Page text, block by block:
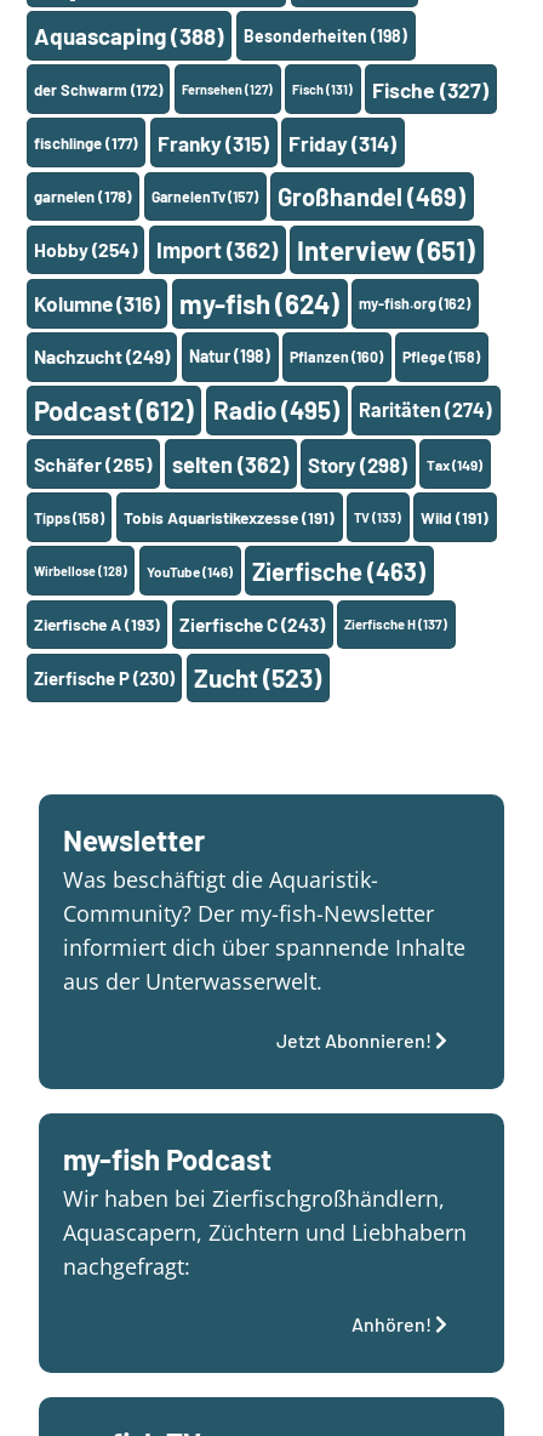
Aquascaping(388) Besonderheiten (198)
der Schwarm(172) Fernsehen(127) Fisch(131) Fische (327)
fischlinge(177) Franky(315) Friday(314)
garnelen(178) GarnelenTv(157) Großhandel (469)
Hobby(254) Import(362) Interview(651)
Kolumne(316) my-fish(624) my-fish.org(162)
Nachzucht(249) Natur(198) Pflanzen(160) Pflege(158)
Podcast(612) Radio(495) Raritäten (274)
Schäfer(265) selten (362) Story (298) Tax(149)
Tipps(158) Tobis Aquaristikexzesse(191) TV(133) Wild (191)
Wirbellose(128) YouTube(146) Zierfische(463)
Zierfische A(193) Zierfische C(243) Zierfische H(137)
Zierfische P(230) Zucht(523)
Newsletter
Was beschäftigt die Aquaristik-
Community? Der my-fish-Newsletter
informiert dich über spannende Inhalte
aus der Unterwasserwelt.
Jetzt Abonnieren!
my-fish Podcast
Wir haben bei Zierfischgroßhändlern,
Aquascapern, Züchtern und Liebhabern
nachgefragt:
Anhören!